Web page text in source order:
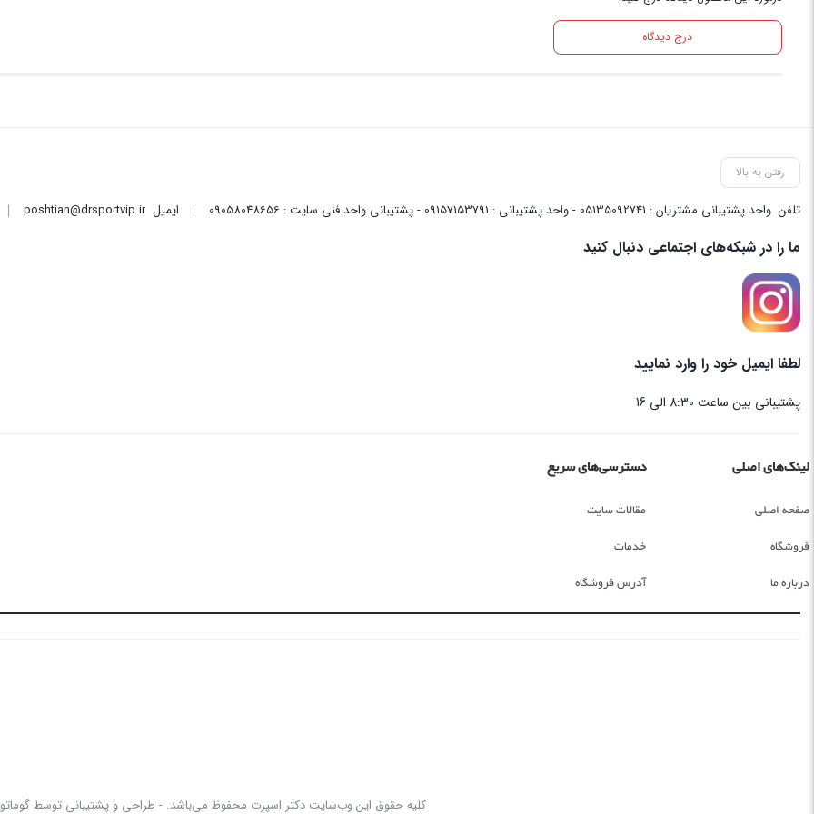
درج دیدگاه
رفتن به بالا
تلفن واحد پشتیبانی مشتریان : 05135092741 - واحد پشتیبانی : 09157153791 - پشتیبانی واحد فنی سایت : 09058048656 ایمیلposhtian@drsportvip.ir
ما را در شبکه‌های اجتماعی دنبال کنید
لطفا ایمیل خود را وارد نمایید
پشتیبانی بین ساعت 8:30 الی 16
لینک‌های اصلی
صفحه اصلی
فروشگاه
درباره ما
دسترسی‌های سریع
مقالات سایت
خدمات
آدرس فروشگاه
کلیه حقوق این وب‌سایت دکتر اسپرت محفوظ می‌باشد. - طراحی و پشتیبانی توسط